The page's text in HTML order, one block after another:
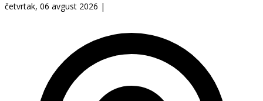
četvrtak, 06 avgust 2026 |